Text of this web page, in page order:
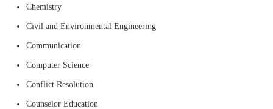
Chemistry
Civil and Environmental Engineering
Communication
Computer Science
Conflict Resolution
Counselor Education